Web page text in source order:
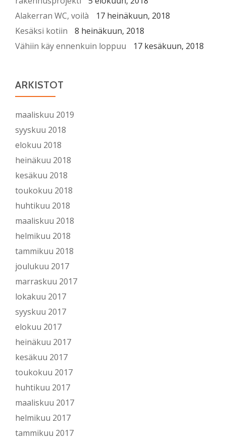
Alakerran WC, voilà
17 heinäkuun, 2018
Kesäksi kotiin
8 heinäkuun, 2018
Vähiin käy ennenkuin loppuu
17 kesäkuun, 2018
ARKISTOT
maaliskuu 2019
syyskuu 2018
elokuu 2018
heinäkuu 2018
kesäkuu 2018
toukokuu 2018
huhtikuu 2018
maaliskuu 2018
helmikuu 2018
tammikuu 2018
joulukuu 2017
marraskuu 2017
lokakuu 2017
syyskuu 2017
elokuu 2017
heinäkuu 2017
kesäkuu 2017
toukokuu 2017
huhtikuu 2017
maaliskuu 2017
helmikuu 2017
tammikuu 2017